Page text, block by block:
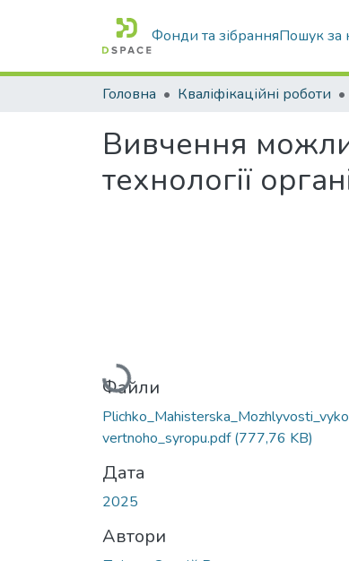
Фонди та зібранняПошук за
Головна Кваліфікаційні роботи
Вивчення
технології
Вантажиться...
Файли
vertnoho_syropu.pdf(777,76 KB)
Дата
2025
Автори